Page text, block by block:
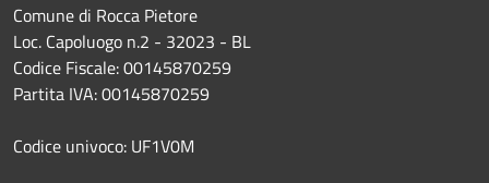
Comune di Rocca Pietore
Loc. Capoluogo n.2 - 32023 - BL
Codice Fiscale: 00145870259
Partita IVA: 00145870259
Codice univoco: UF1V0M